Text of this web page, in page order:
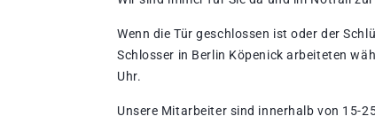
Wenn die Tür geschlossen ist oder der
Schlosser in Berlin Köpenick arbeiteten
Uhr.
Unsere Mitarbeiter sind innerhalb von 15-